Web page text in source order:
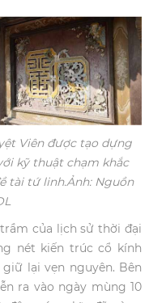
Viên được tạo dựng
kỹ thuật chạm khắc
tài tứ linh.Ảnh: Nguồn
của lịch sử thời đại
nét kiến trúc cổ kính
lại vẹn nguyên. Bên
ra vào ngày mùng 10